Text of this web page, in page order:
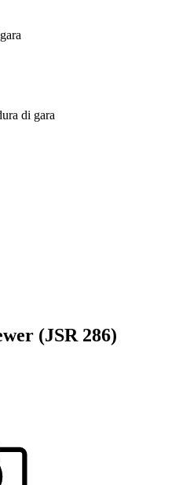
di gara
(JSR 286)